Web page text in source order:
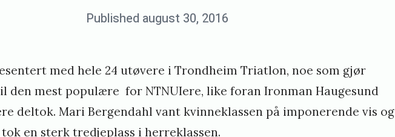
Posted
Published august 30, 2016
e
med hele 24 utøvere i Trondheim Triatlon, noe som gjør
den mest populære for NTNUIere, like foran Ironman Haugesund
deltok. Mari Bergendahl vant kvinneklassen på imponerende vis og
en sterk tredjeplass i herreklassen.